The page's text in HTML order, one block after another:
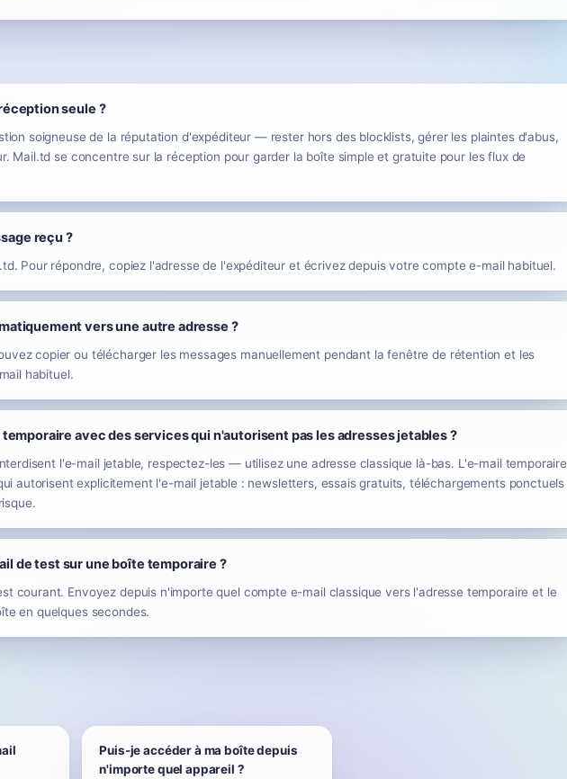
seule ?
soigneuse de la réputation d'expéditeur — rester hors des blocklists, gérer les plaintes d'abus,
Mail.td se concentre sur la réception pour garder la boîte simple et gratuite pour les flux de
reçu ?
Pour répondre, copiez l'adresse de l'expéditeur et écrivez depuis votre compte e-mail habituel.
vers une autre adresse ?
copier ou télécharger les messages manuellement pendant la fenêtre de rétention et les
habituel.
avec des services qui n'autorisent pas les adresses jetables ?
l'e-mail jetable, respectez-les — utilisez une adresse classique là-bas. L'e-mail temporaire
autorisent explicitement l'e-mail jetable : newsletters, essais gratuits, téléchargements ponctuels
de test sur une boîte temporaire ?
courant. Envoyez depuis n'importe quel compte e-mail classique vers l'adresse temporaire et le
en quelques secondes.
Puis-je accéder à ma boîte depuis
n'importe quel appareil ?